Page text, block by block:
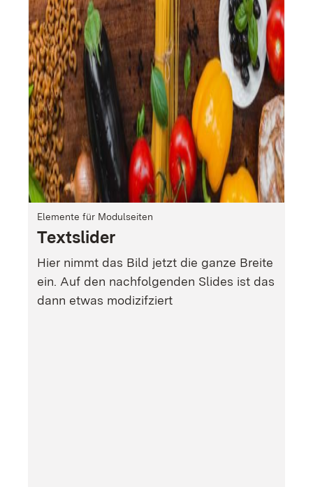
Elemente für Modulseiten
Textslider
Hier nimmt das Bild jetzt die ganze Breite
ein. Auf den nachfolgenden Slides ist das
dann etwas modizifziert